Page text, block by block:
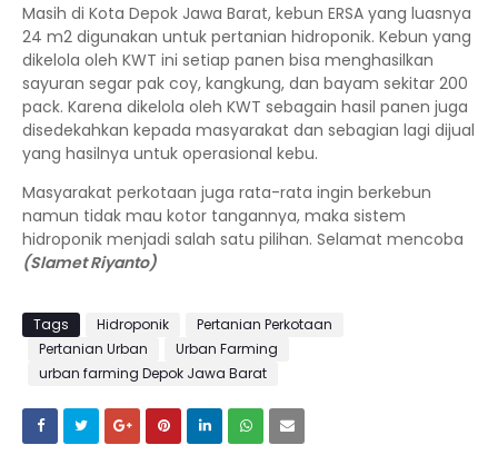
Masih di Kota Depok Jawa Barat, kebun ERSA yang luasnya
24 m2 digunakan untuk pertanian hidroponik. Kebun yang
dikelola oleh KWT ini setiap panen bisa menghasilkan
sayuran segar pak coy, kangkung, dan bayam sekitar 200
pack. Karena dikelola oleh KWT sebagain hasil panen juga
disedekahkan kepada masyarakat dan sebagian lagi dijual
yang hasilnya untuk operasional kebu.
Masyarakat perkotaan juga rata-rata ingin berkebun
namun tidak mau kotor tangannya, maka sistem
hidroponik menjadi salah satu pilihan. Selamat mencoba
(Slamet Riyanto)
Tags Hidroponik
Pertanian Perkotaan
Pertanian Urban
Urban Farming
urban farming Depok Jawa Barat